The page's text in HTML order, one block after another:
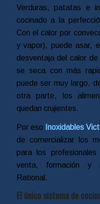
Verduras, patatas e
cocinado a la
Con el calor por
y vapor), puede asar,
desventaja del calor
se seca con más
puede ser muy largo,
otra parte, los
quedan crujientes.
Por eso Inoxidables
de comercializar los
para los
venta, formación y
Rational.
El único sistema de